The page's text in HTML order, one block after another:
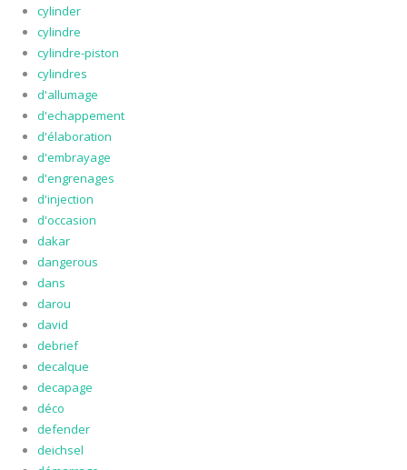
cylinder
cylindre
cylindre-piston
cylindres
d'allumage
d'echappement
d'élaboration
d'embrayage
d'engrenages
d'injection
d'occasion
dakar
dangerous
dans
darou
david
debrief
decalque
decapage
déco
defender
deichsel